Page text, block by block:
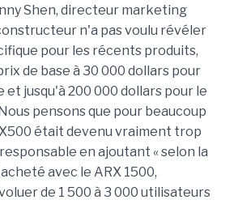
Shen, directeur marketing
n'a pas voulu révéler
pour les récents produits,
de base à 30 000 dollars pour
et jusqu'à 200 000 dollars pour le
pensons que pour beaucoup
était devenu vraiment trop
en ajoutant « selon la
avec le ARX 1500,
de 1 500 à 3 000 utilisateurs